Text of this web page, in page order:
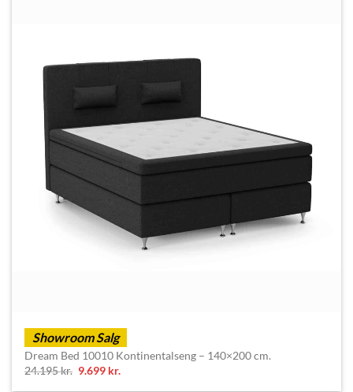
Showroom Salg
Dream Bed 10010 Kontinentalseng – 140×200 cm.
24.195kr. Original
9.699 kr.